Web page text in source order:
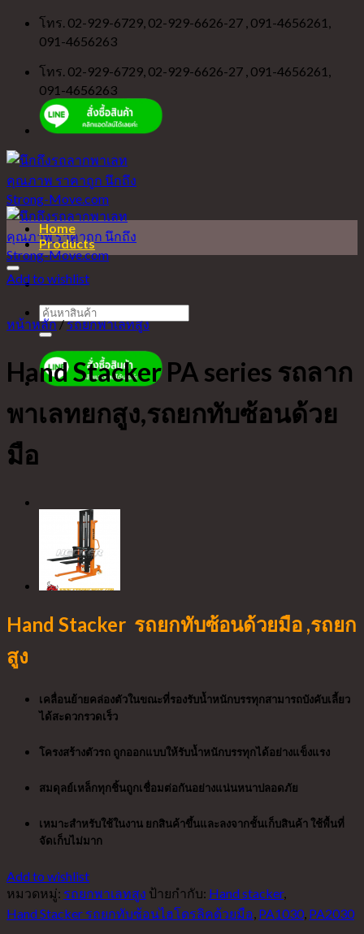
Skip
content
โทร. 02-929-6729, 02-929-6626-27 , 091-4656261,
091-4656263
โทร. 02-929-6729, 02-929-6626-27 , 091-4656261,
091-4656263
ค้นหา:
Home
Products
Add to wishlist
หน้าหลัก/รถยกพาเลทสูง
Hand Stacker PA series รถลาก
พาเลทยกสูง,รถยกทับซ้อนด้วย
มือ
Hand Stacker รถยกทับซ้อนด้วยมือ ,รถยก
สูง
เคลื่อนย้ายคล่องตัวในขณะที่รองรับน้ำหนักบรรทุกสามารถบังคับเลี้ยว
ได้สะดวกรวดเร็ว
โครงสร้างตัวรถ ถูกออกแบบให้รับน้ำหนักบรรทุกได้อย่างแข็งแรง
สมดุลย์เหล็กทุกชิ้นถูกเชื่อมต่อกันอย่างแน่นหนาปลอดภัย
เหมาะสำหรับใช้ในงาน ยกสินค้าขึ้นและลงจากชั้นเก็บสินค้า ใช้พื้นที่
จัดเก็บไม่มาก
Add to wishlist
หมวดหมู่: รถยกพาเลทสูง ป้ายกำกับ: Hand stacker,
Hand Stacker รถยกทับซ้อนไฮโดรลิคด้วยมือ PA1030 PA2030